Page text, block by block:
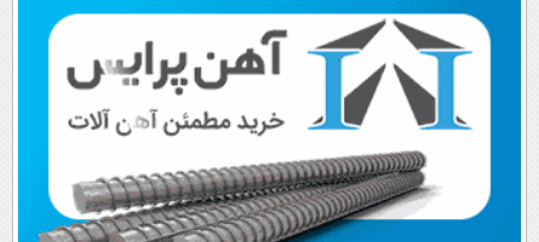
اقساطی😍
پرداخت قسطی